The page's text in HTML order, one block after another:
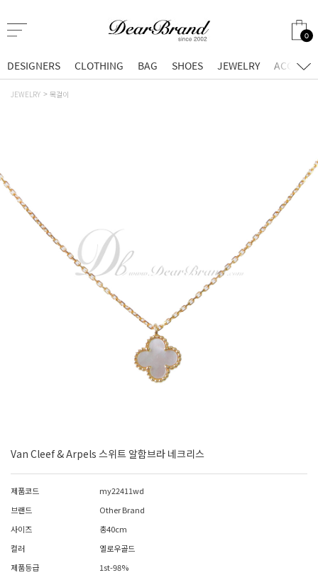
0
DESIGNERS CLOTHING BAG SHOES JEWELRY
JEWELRY 목걸이
Van Cleef & Arpels 스위트 알함브라 네크리스
제품코드
my22411wd
브랜드
Other Brand
사이즈
총40cm
컬러
옐로우골드
제품등급
1st-98%